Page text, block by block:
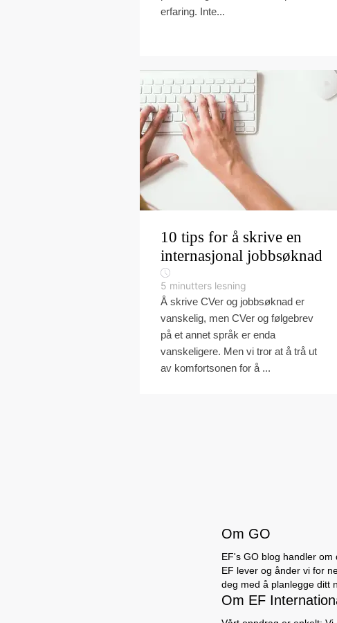
erfaring. Inte...
10 tips for å skrive en
internasjonal jobbsøknad
5 minutters lesning
Å skrive CVer og jobbsøknad er
vanskelig, men CVer og følgebrev
på et annet språk er enda
vanskeligere. Men vi tror at å trå ut
av komfortsonen for å ...
Om GO
EF's GO blog handler
EF lever og ånder vi for
deg med å planlegge ditt
Om EF